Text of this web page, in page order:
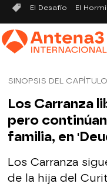
El Desafío El
SINOPSIS DEL CAPÍTULO
Los Carranza
pero
familia, en
Los Carranza
de la hija del